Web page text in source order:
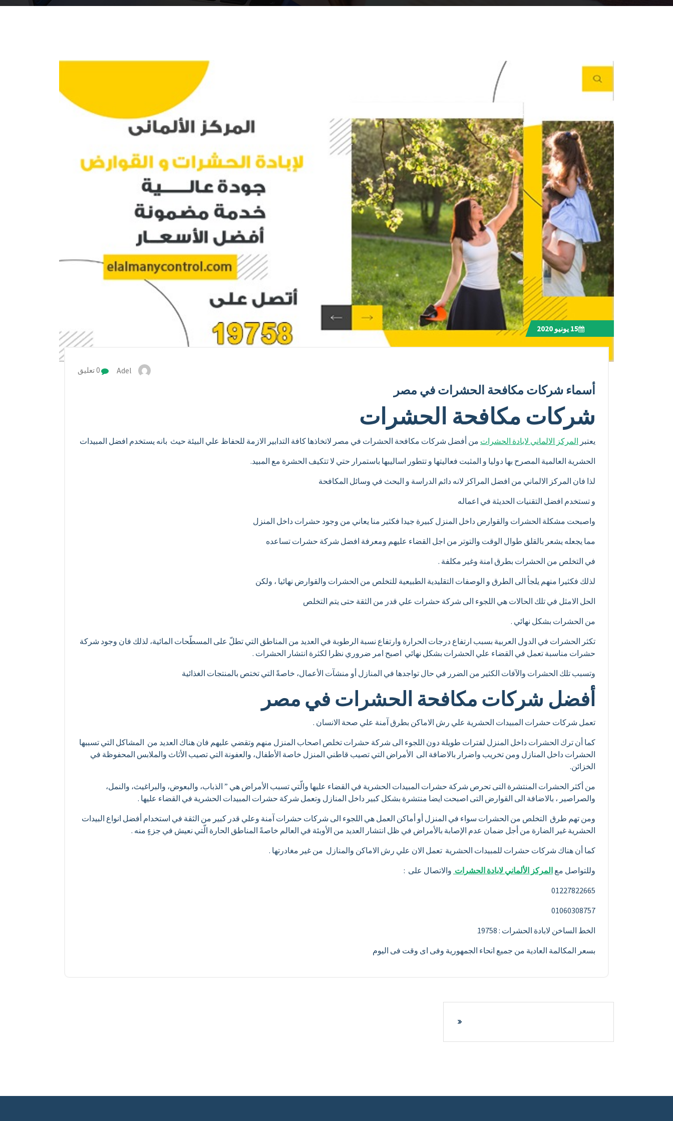
15 يونيو 2020
Adel
أسماء شركات مكافحة الحشرات في مصر
شركات مكافحة الحشرات
يعتبر المركز الالماني لابادة الحشرات من أفضل شركات مكافحة الحشرات في مصر لاتخاذها كافة التدابير الازمة للحفاظ علي البيئة حيث بانه يستخدم افضل المبيدات
الحشرية العالمية المصرح بها دوليا و المثبت فعاليتها و تتطور اساليبها باستمرار حتي لا تتكيف الحشرة مع المبيد.
لذا فان المركز الالماني من افضل المراكز لانه دائم الدراسة و البحث في وسائل المكافحة
و تستخدم افضل التقنيات الحديثة في اعماله
واصبحت مشكلة الحشرات والقوارض داخل المنزل كبيرة جيدا فكثير منا يعاني من وجود حشرات داخل المنزل
مما يجعله يشعر بالقلق طوال الوقت والتوتر من اجل القضاء عليهم ومعرفة افضل شركة حشرات تساعده
في التخلص من الحشرات بطرق امنة وغير مكلفة .
لذلك فكثيرا منهم يلجأ الى الطرق و الوصفات التقليدية الطبيعية للتخلص من الحشرات والقوارض نهائيا ، ولكن
الحل الامثل في تلك الحالات هي اللجوء الى شركة حشرات علي قدر من الثقة حتى يتم التخلص
من الحشرات بشكل نهائي .
تكثر الحشرات في الدول العربية بسبب ارتفاع درجات الحرارة وارتفاع نسبة الرطوبة في العديد من المناطق التي تطلّ على المسطّحات المائية، لذلك فان وجود شركة
حشرات مناسبة تعمل في القضاء علي الحشرات بشكل نهائي اصبح امر ضروري نظرا لكثرة انتشار الحشرات .
وتسبب تلك الحشرات والآفات الكثير من الضرر في حال تواجدها في المنازل أو منشآت الأعمال، خاصةً التي تختص بالمنتجات الغذائية
أفضل شركات مكافحة الحشرات في مصر
تعمل شركات حشرات المبيدات الحشرية علي رش الاماكن بطرق آمنة علي صحة الانسان .
كما أن ترك الحشرات داخل المنزل لفترات طويلة دون اللجوء الى شركة حشرات تخلص اصحاب المنزل منهم وتقضي عليهم فان هناك العديد من المشاكل التي تسببها
الحشرات داخل المنازل ومن تخريب واضرار بالاضافة الى الأمراض التي تصيب قاطني المنزل خاصة الأطفال، والعفونة التي تصيب الأثاث والملابس المحفوظة في
الخزائن.
من أكثر الحشرات المنتشرة التى تحرص شركة حشرات المبيدات الحشرية في القضاء عليها والّتي تسبب الأمراض هي ” الذباب، والبعوض، والبراغيث، والنمل،
والصراصير ، بالاضافة الى القوارض التى اصبحت ايضا منتشرة بشكل كبير داخل المنازل وتعمل شركة حشرات المبيدات الحشرية في القضاء عليها .
ومن تهم طرق التخلص من الحشرات سواء في المنزل أو أماكن العمل هي اللجوء الى شركات حشرات آمنة وعلي قدر كبير من الثقة في استخدام أفضل انواع البيدات
الحشرية غير الضارة من أجل ضمان عدم الإصابة بالأمراض في ظل انتشار العديد من الأوبئة في العالم خاصةً المناطق الحارة الّتي نعيش في جزءٍ منه .
كما أن هناك شركات حشرات للمبيدات الحشرية تعمل الان علي رش الاماكن والمنازل من غير مغادرتها .
وللتواصل مع المركز الألماني لابادة الحشرات والاتصال على :
01227822665
01060308757
الخط الساخن لابادة الحشرات : 19758
بسعر المكالمة العادية من جميع انحاء الجمهورية وفى اى وقت فى اليوم